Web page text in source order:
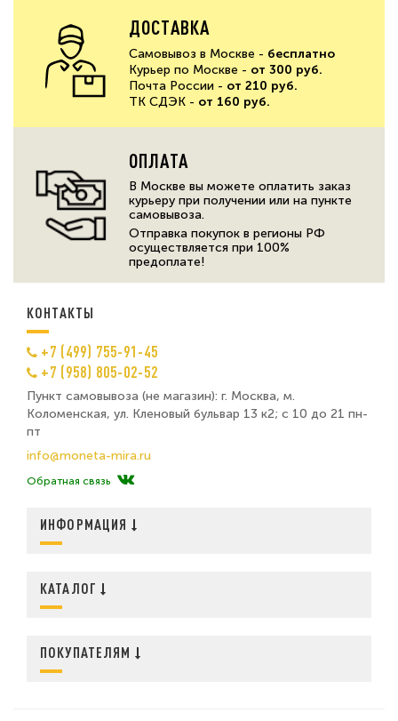
ДОСТАВКА
Самовывоз в Москве - бесплатно
Курьер по Москве - от 300 руб.
Почта России - от 210 руб.
ТК СДЭК - от 160 руб.
ОПЛАТА
В Москве вы можете оплатить заказ
курьеру при получении или на пункте
самовывоза.
Отправка покупок в регионы РФ
осуществляется при 100%
предоплате!
КОНТАКТЫ
+7 (499) 755-91-45
+7 (958) 805-02-52
Пункт самовывоза (не магазин): г. Москва, м.
Коломенская, ул. Кленовый бульвар 13 к2; с 10 до 21 пн-
пт
info@moneta-mira.ru
Обратная связь
ИНФОРМАЦИЯ
КАТАЛОГ
ПОКУПАТЕЛЯМ